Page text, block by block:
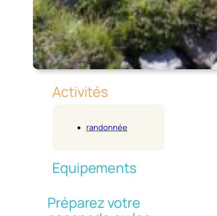
Activités
randonnée
Equipements
Préparez votre